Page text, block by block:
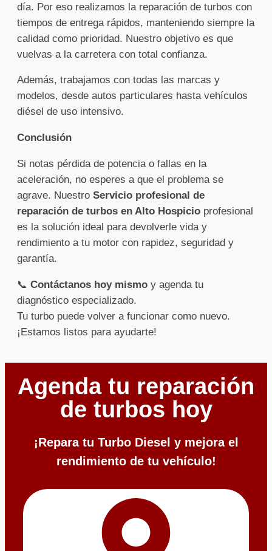
día. Por eso realizamos la reparación de turbos con
tiempos de entrega rápidos, manteniendo siempre la
calidad como prioridad. Nuestro objetivo es que
vuelvas a la carretera con total confianza.
Además, trabajamos con todas las marcas y
modelos, desde autos particulares hasta vehículos
diésel de uso intensivo.
Conclusión
Si notas pérdida de potencia o fallas en la
aceleración, no esperes a que el problema se
agrave. Nuestro Servicio profesional de
reparación de turbos en Alto Hospicio profesional
es la solución ideal para devolverle vida y
rendimiento a tu motor con rapidez, seguridad y
garantía.
📞 Contáctanos hoy mismo y agenda tu
diagnóstico especializado.
Tu turbo puede volver a funcionar como nuevo.
¡Estamos listos para ayudarte!
Agenda tu reparación
de turbos hoy
¡Repara tu Turbo Diesel y mejora el
rendimiento de tu vehículo!